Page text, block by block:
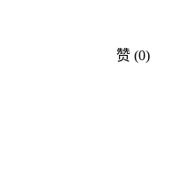
赞 (0)